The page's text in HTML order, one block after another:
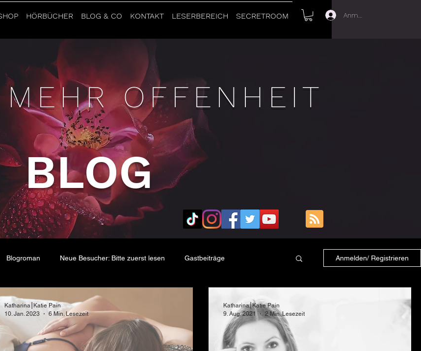
HÖRBÜCHER BLOG & CO KONTAKT LESERBEREICH SECRETROOM Anmelden
OFFENHEIT
BLOG
Blogroman Neue Besucher: Bitte zuerst lesen Gastbeiträge Anmelden/ Registrieren
Katharina⎮Katie Pain
10. Jan. 2023
6 Min. Lesezeit
Katharina⎮Katie Pain
9. Aug. 2021
2 Min. Lesezeit